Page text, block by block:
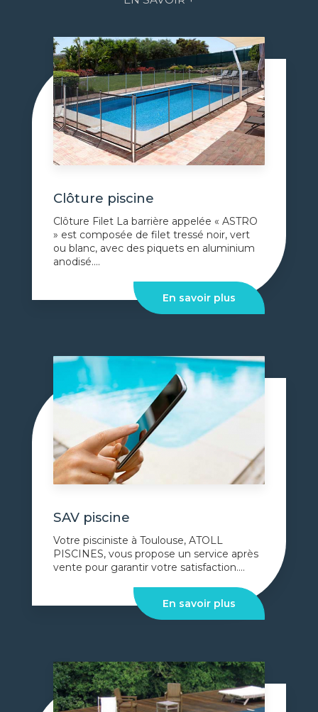
Clôture piscine
Clôture Filet La barrière appelée « ASTRO
» est composée de filet tressé noir, vert
ou blanc, avec des piquets en aluminium
anodisé....
En savoir plus
SAV piscine
Votre pisciniste à Toulouse, ATOLL
PISCINES, vous propose un service après
vente pour garantir votre satisfaction....
En savoir plus